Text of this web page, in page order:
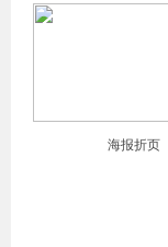
海报折页